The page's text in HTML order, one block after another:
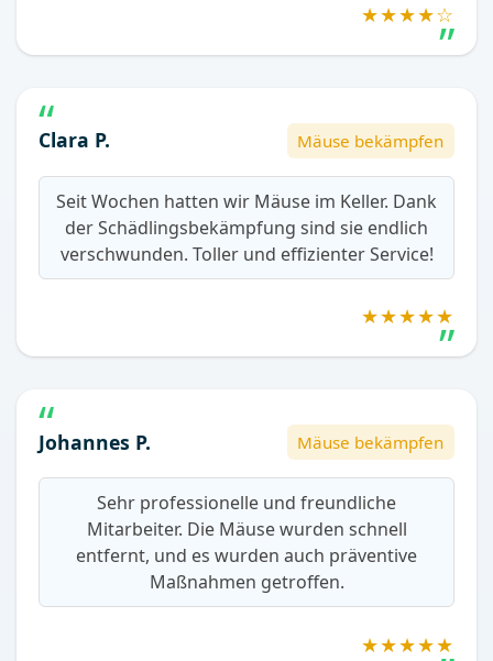
★★★★☆
Clara P. Mäuse bekämpfen
Seit Wochen hatten wir Mäuse im Keller. Dank
der Schädlingsbekämpfung sind sie endlich
verschwunden. Toller und effizienter Service!
★★★★★
Johannes P. Mäuse bekämpfen
Sehr professionelle und freundliche
Mitarbeiter. Die Mäuse wurden schnell
entfernt, und es wurden auch präventive
Maßnahmen getroffen.
★★★★★